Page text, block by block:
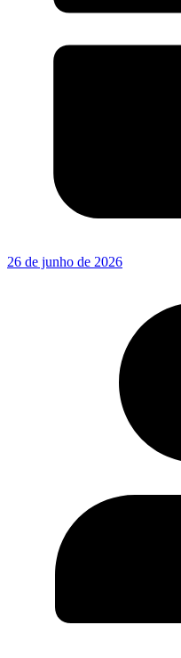
26 de junho de 2026